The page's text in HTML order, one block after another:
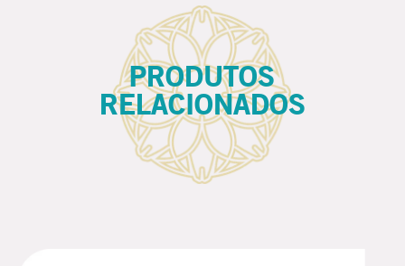
PRODUTOS
RELACIONADOS